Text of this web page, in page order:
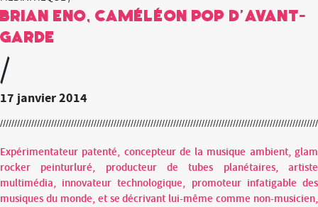
BRIAN ENO, caméléon pop d’avant-
garde
/
17 janvier 2014
Expérimentateur patenté, concepteur de la musique ambient, glam
rocker peinturluré, producteur de tubes planétaires, artiste
multimédia, innovateur technologique, promoteur infatigable des
musiques du monde, et se décrivant lui-même comme non-musicien,